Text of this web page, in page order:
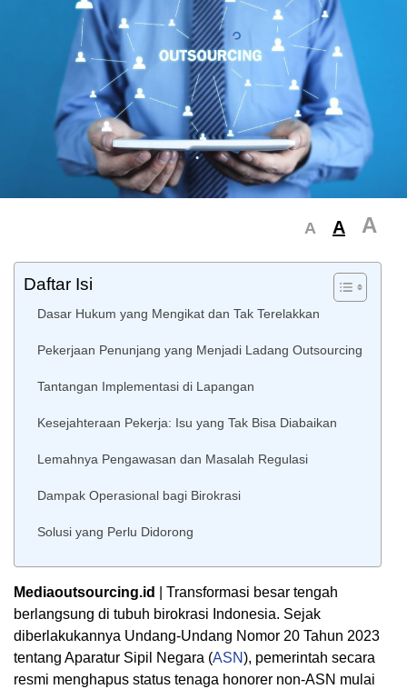
A A A
Daftar Isi
Dasar Hukum yang Mengikat dan Tak Terelakkan
Pekerjaan Penunjang yang Menjadi Ladang Outsourcing
Tantangan Implementasi di Lapangan
Kesejahteraan Pekerja: Isu yang Tak Bisa Diabaikan
Lemahnya Pengawasan dan Masalah Regulasi
Dampak Operasional bagi Birokrasi
Solusi yang Perlu Didorong
Mediaoutsourcing.id
| Transformasi besar tengah
berlangsung di tubuh birokrasi Indonesia. Sejak
diberlakukannya Undang-Undang Nomor 20 Tahun 2023
tentang Aparatur Sipil Negara (ASN), pemerintah secara
resmi menghapus status tenaga honorer non-ASN mulai